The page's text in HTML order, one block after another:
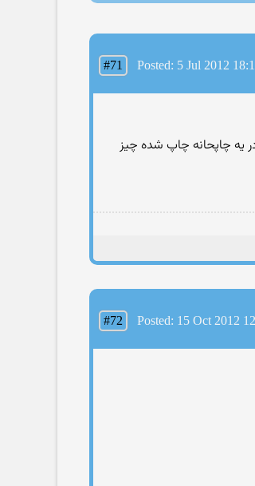
#71 Posted: 5 Jul 2012
یه چاپحانه چاپ شده چیز
#72 Posted: 15 Oct 2012